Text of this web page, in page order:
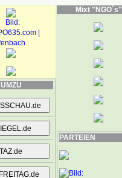
UMZU
Mixt "NGO´s"
PARTEIEN